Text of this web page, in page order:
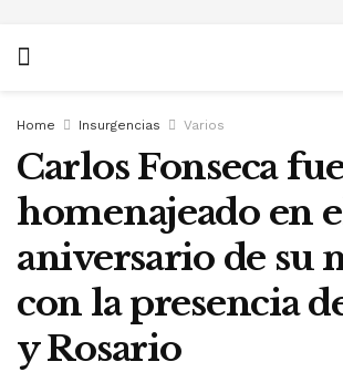
Home Insurgencias Varios
Carlos Fonseca
homenajeado en
aniversario de su
con la presencia
y Rosario